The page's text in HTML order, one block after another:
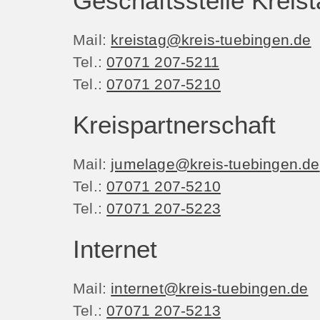
Mail: kreistag@kreis-tuebingen.de
Tel.:07071 207-5211
Tel.:07071 207-5210
Kreispartnerschaft
Mail: jumelage@kreis-tuebingen.de
Tel.:07071 207-5210
Tel.:07071 207-5223
Internet
Mail: internet@kreis-tuebingen.de
Tel.:07071 207-5213